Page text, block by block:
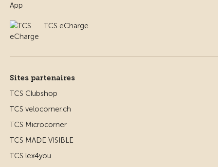
TCS eCharge
Sites partenaires
TCS Clubshop
TCS velocorner.ch
TCS Microcorner
TCS MADE VISIBLE
TCS lex4you